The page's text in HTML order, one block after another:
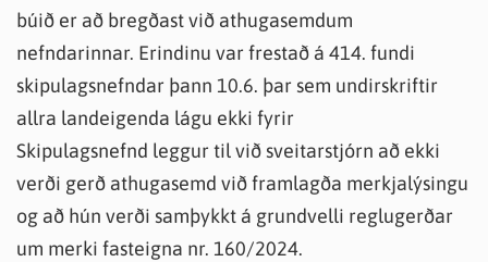
búið er að bregðast við athugasemdum
nefndarinnar. Erindinu var frestað á 414. fundi
skipulagsnefndar þann 10.6. þar sem undirskriftir
allra landeigenda lágu ekki fyrir
Skipulagsnefnd leggur til við sveitarstjórn að ekki
verði gerð athugasemd við framlagða merkjalýsingu
og að hún verði samþykkt á grundvelli reglugerðar
um merki fasteigna nr. 160/2024.